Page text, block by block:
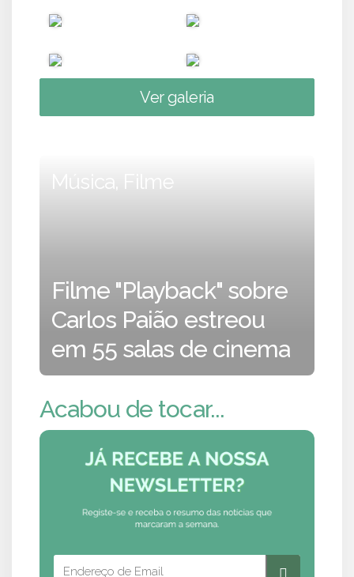
Ver galeria
Música, Filme
Filme "Playback" sobre
Carlos Paião estreou
em 55 salas de cinema
Acabou de tocar...